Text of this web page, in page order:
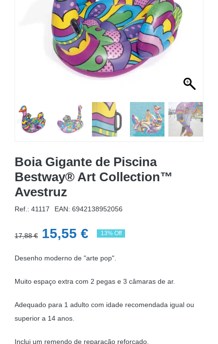
MOBILIÁRIO INSUFLÁVEL
CAMPISMO
ACESSÓRIOS PARA PISCINAS
PEÇAS DE SUBSTITUIÇÃO PARA PISCINAS
Boia Gigante de Piscina
Bestway® Art Collection™
Avestruz
Ref.: 41117 EAN: 6942138952056
17,88€ O
original
era:
15,55 €O
atual
é:
13% Off
Desenho moderno de "arte pop".
Muito espaço extra com 2 pegas e 3 câmaras de ar.
Adequado para 1 adulto com idade recomendada igual ou
superior a 14 anos.
Inclui um remendo de reparação reforçado.